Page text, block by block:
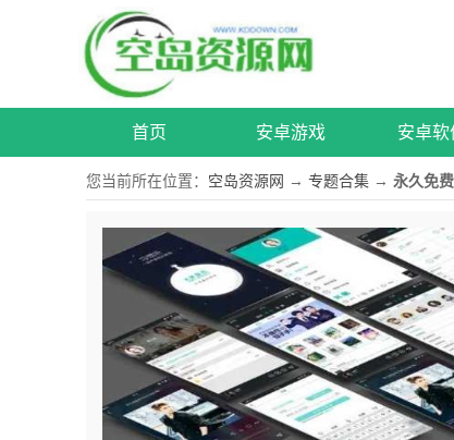
首页 安卓游戏 安卓软
您当前所在位置： 空岛资源网 → 专题合集 → 永久免